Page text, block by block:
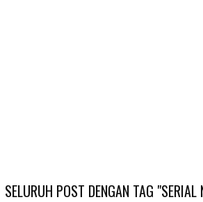
SELURUH POST DENGAN TAG "SERIAL